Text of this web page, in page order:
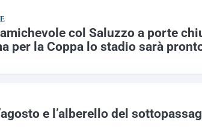
col Saluzzo a porte
per la Coppa lo stadio sarà
e l’alberello del